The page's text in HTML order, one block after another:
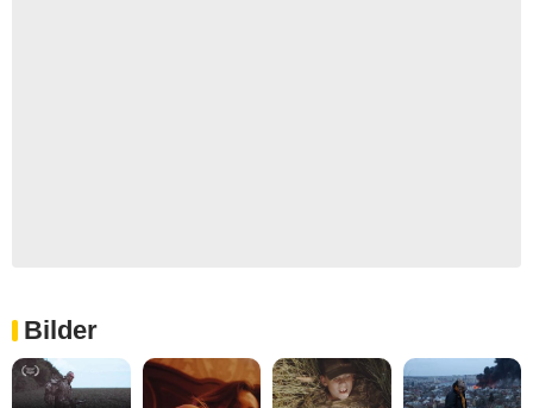
Bilder